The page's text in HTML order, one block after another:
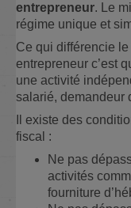
entrepreneur. Le
régime unique et
Ce qui différencie
entrepreneur c’est
une activité
salarié, demandeur
Il existe des
fiscal :
Ne pas
activités
fourniture